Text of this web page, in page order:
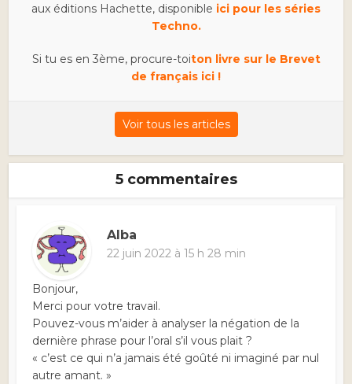
aux éditions Hachette, disponible ici pour les séries
Techno.
Si tu es en 3ème, procure-toiton livre sur le Brevet
de français ici !
Voir tous les articles
5 commentaires
Alba
22 juin 2022 à 15 h 28 min
Bonjour,
Merci pour votre travail.
Pouvez-vous m’aider à analyser la négation de la
dernière phrase pour l’oral s’il vous plait ?
« c’est ce qui n’a jamais été goûté ni imaginé par nul
autre amant. »